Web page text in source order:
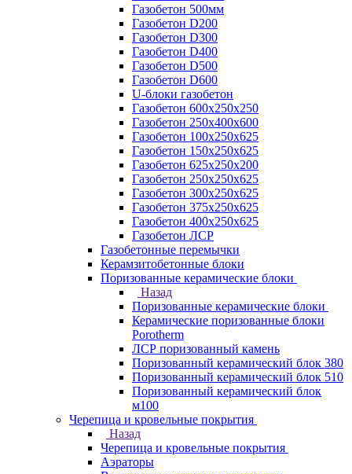
Газобетон 500мм
Газобетон D200
Газобетон D300
Газобетон D400
Газобетон D500
Газобетон D600
U-блоки газобетон
Газобетон 600x250x250
Газобетон 250x400x600
Газобетон 100х250х625
Газобетон 150х250х625
Газобетон 625х250х200
Газобетон 250х250х625
Газобетон 300х250х625
Газобетон 375х250х625
Газобетон 400х250х625
Газобетон ЛСР
Газобетонные перемычки
Керамзитобетонные блоки
Поризованные керамические блоки
Назад
Поризованные керамические блоки
Керамические поризованные блоки
Porotherm
ЛСР поризованный камень
Поризованный керамический блок 380
Поризованный керамический блок 510
Поризованный керамический блок
м100
Черепица и кровельные покрытия
Назад
Черепица и кровельные покрытия
Аэраторы